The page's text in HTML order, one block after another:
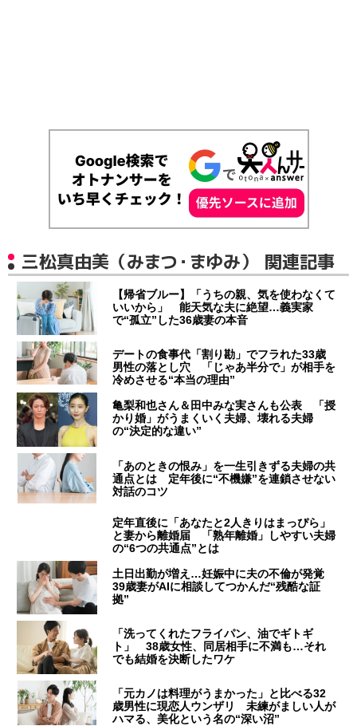
三松真由美（みまつ・まゆみ） 関連記事
【帰省ブルー】「うちの親、気を使わなくて
いいから」 能天気な夫に絶望…義実家
で“孤立”した36歳妻の本音
デートの食事代「割り勘」でフラれた33歳
男性の落とし穴 「じゃあ半分で」が相手を
冷めさせる“本当の理由”
亀梨和也さん＆田中みな実さんも公表 「授
かり婚」がうまくいく夫婦、壊れる夫婦
の“決定的な違い”
「あのときの恨み」を一生引きずる夫婦の共
通点とは 定年後に“不機嫌”を連鎖させない
対話のコツ
定年直後に「あなたと2人きりはまっぴら」
と妻から離婚届 「熟年離婚」しやすい夫婦
の“6つの共通点”とは
土日出勤が増え…妊娠中に夫の不倫が発覚
39歳妻がAIに相談してつかんだ“残酷な証
拠”
「洗ってくれたフライパン、油でギトギ
ト」 38歳女性、同居相手に不満も…それ
でも結婚を決断したワケ
「元カノは料理がうまかった」と比べる32
歳男性に現恋人ウンザリ 未練がましい人が
ハマる、美化という名の“深い沼”